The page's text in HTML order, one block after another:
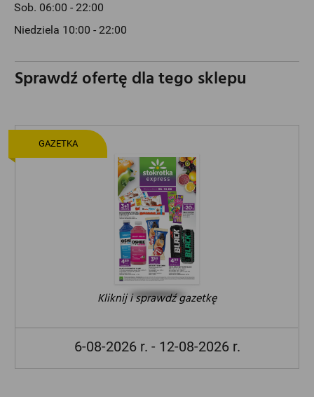
Sob. 06:00 - 22:00
Niedziela 10:00 - 22:00
Sprawdź ofertę dla tego sklepu
Kliknij i sprawdź gazetkę
6-08-2026 r. - 12-08-2026 r.
GAZETKA